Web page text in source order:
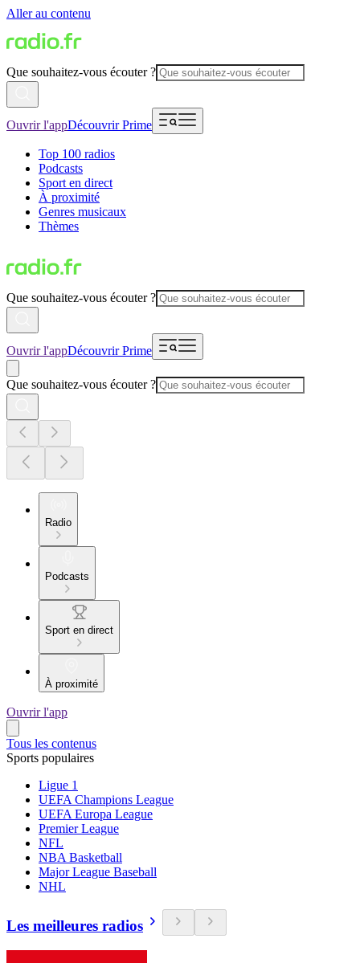
Aller au contenu
Que souhaitez-vous écouter ?
Ouvrir l'appDécouvrir Prime
Top 100 radios
Podcasts
Sport en direct
À proximité
Genres musicaux
Thèmes
Que souhaitez-vous écouter ?
Ouvrir l'appDécouvrir Prime
Que souhaitez-vous écouter ?
Radio
Podcasts
Sport en direct
À proximité
Ouvrir l'app
Tous les contenus
Sports populaires
Ligue 1
UEFA Champions League
UEFA Europa League
Premier League
NFL
NBA Basketball
Major League Baseball
NHL
Les meilleures radios